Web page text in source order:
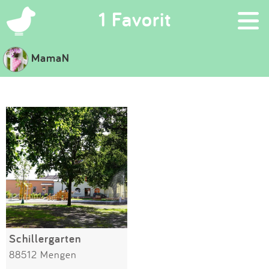
1 Favorit ×
Suchen
Eintragen
App
Blog
Partner
MamaN
Schillergarten
88512 Mengen